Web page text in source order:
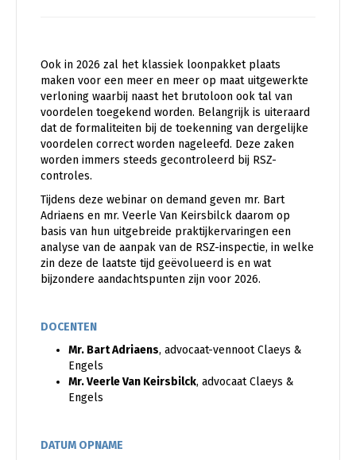
Ook in 2026 zal het klassiek loonpakket plaats
maken voor een meer en meer op maat uitgewerkte
verloning waarbij naast het brutoloon ook tal van
voordelen toegekend worden. Belangrijk is uiteraard
dat de formaliteiten bij de toekenning van dergelijke
voordelen correct worden nageleefd. Deze zaken
worden immers steeds gecontroleerd bij RSZ-
controles.
Tijdens deze webinar on demand geven mr. Bart
Adriaens en mr. Veerle Van Keirsbilck daarom op
basis van hun uitgebreide praktijkervaringen een
analyse van de aanpak van de RSZ-inspectie, in welke
zin deze de laatste tijd geëvolueerd is en wat
bijzondere aandachtspunten zijn voor 2026.
DOCENTEN
Mr. Bart Adriaens, advocaat-vennoot Claeys &
Engels
Mr. Veerle Van Keirsbilck, advocaat Claeys &
Engels
DATUM OPNAME